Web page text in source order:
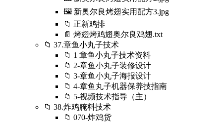
🖼️ 新奥尔良烤翅实用配方3.jpg
📁 正新鸡排
📄 烤翅烤鸡翅奥尔良鸡翅.txt
📁 37.章鱼小丸子技术
📁 1 章鱼小丸子技术资料
📁 2-章鱼小丸子装修设计
📁 3-章鱼小丸子海报设计
📁 4-章鱼丸子机器保养技指南
📁 5-视频技术指导（主）
📁 38.炸鸡腌料技术
📁 070-炸鸡货